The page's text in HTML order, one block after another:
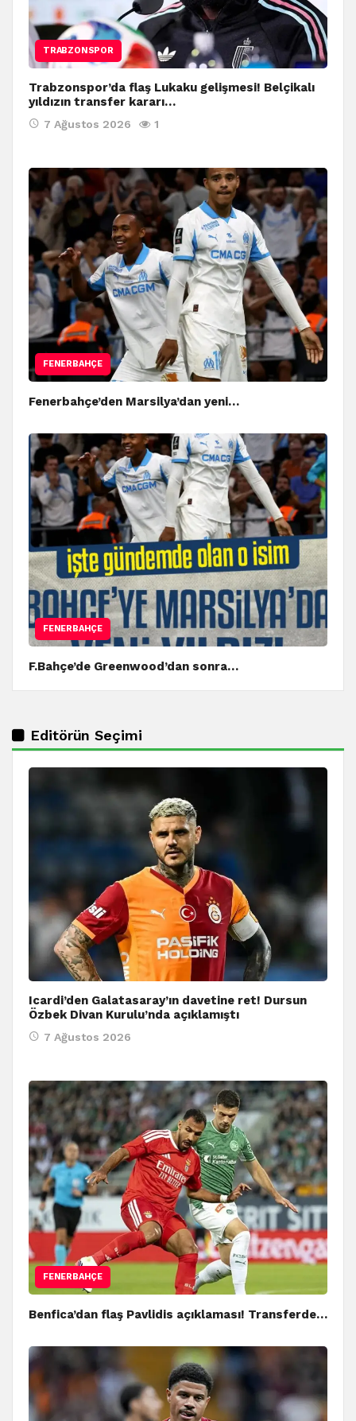
TRABZONSPOR
Trabzonspor’da flaş Lukaku gelişmesi! Belçikalı
yıldızın transfer kararı…
7 Ağustos 2026 1
FENERBAHÇE
Fenerbahçe’den Marsilya’dan yeni…
FENERBAHÇE
F.Bahçe’de Greenwood’dan sonra…
Editörün Seçimi
Icardi’den Galatasaray’ın davetine ret! Dursun
Özbek Divan Kurulu’nda açıklamıştı
7 Ağustos 2026
FENERBAHÇE
Benfica’dan flaş Pavlidis açıklaması! Transferde…